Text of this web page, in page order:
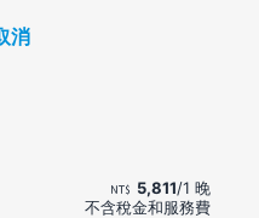
消
5,811/1 晚
不含稅金和服務費